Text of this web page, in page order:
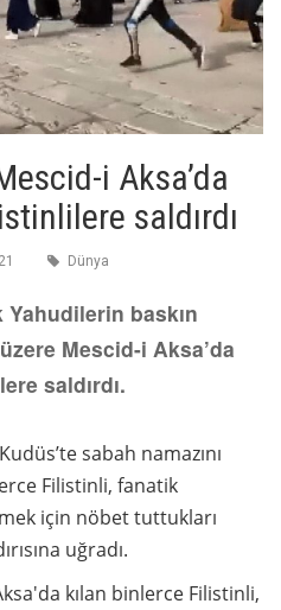
i Aksa’da
saldırdı
Dünya
baskın
Mescid-i Aksa’da
saldırdı.
sabah namazını
Filistinli, fanatik
için nöbet tuttukları
uğradı.
kılan binlerce Filistinli,